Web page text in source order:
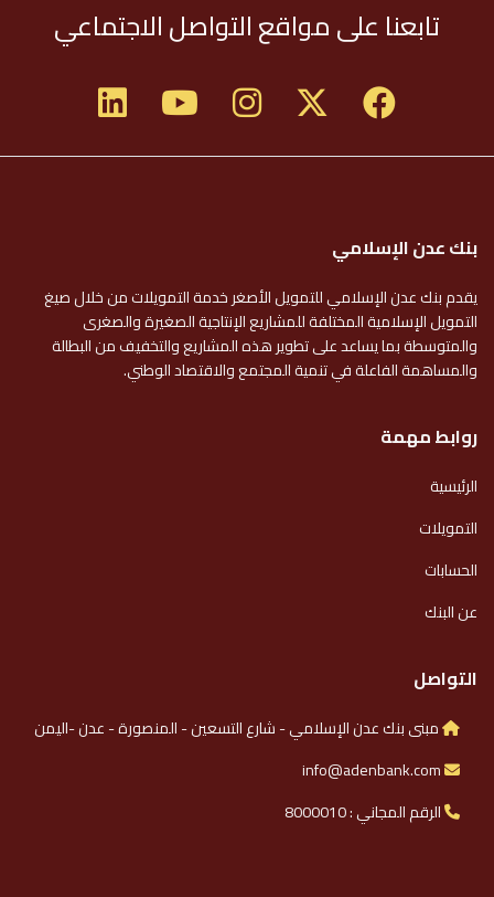
تابعنا على مواقع التواصل الاجتماعي
بنك عدن الإسلامي
يقدم بنك عدن الإسلامي للتمويل الأصغر خدمة التمويلات من خلال صيغ
التمويل الإسلامية المختلفة للمشاريع الإنتاجية الصغيرة والصغرى
والمتوسطة بما يساعد على تطوير هذه المشاريع والتخفيف من البطالة
والمساهمة الفاعلة في تنمية المجتمع والاقتصاد الوطني.
روابط مهمة
الرئيسية
التمويلات
الحسابات
عن البنك
التواصل
مبنى بنك عدن الإسلامي - شارع التسعين - المنصورة - عدن -اليمن
الرقم المجاني : 8000010